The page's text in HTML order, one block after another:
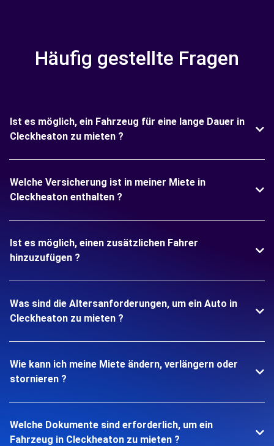
Häufig gestellte Fragen
Ist es möglich, ein Fahrzeug für eine lange Dauer in
Cleckheaton zu mieten ?
Welche Versicherung ist in meiner Miete in
Cleckheaton enthalten ?
Ist es möglich, einen zusätzlichen Fahrer
hinzuzufügen ?
Was sind die Altersanforderungen, um ein Auto in
Cleckheaton zu mieten ?
Wie kann ich meine Miete ändern, verlängern oder
stornieren ?
Welche Dokumente sind erforderlich, um ein
Fahrzeug in Cleckheaton zu mieten ?